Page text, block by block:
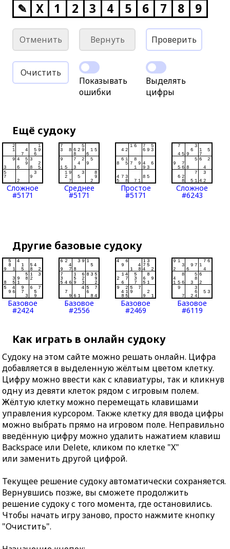
✎ X 1 2 3 4 5 6 7 8 9
Отменить Вернуть Проверить
Очистить
Показывать
ошибки
Выделять
цифры
Ещё судоку
Сложное
#5171
Среднее
#5171
Простое
#5171
Сложное
#6243
Другие базовые судоку
Базовое
#2424
Базовое
#2556
Базовое
#2469
Базовое
#6119
Как играть в онлайн судоку
Судоку на этом сайте можно решать онлайн. Цифра
добавляется в выделенную жёлтым цветом клетку.
Цифру можно ввести как с клавиатуры, так и кликнув
одну из девяти клеток рядом с игровым полем.
Жёлтую клетку можно перемещать клавишами
управления курсором. Также клетку для ввода цифры
можно выбрать прямо на игровом поле. Неправильно
введённую цифру можно удалить нажатием клавиш
Backspace или Delete, кликом по клетке "X"
или заменить другой цифрой.
Текущее решение судоку автоматически сохраняется.
Вернувшись позже, вы сможете продолжить
решение судоку с того момента, где остановились.
Чтобы начать игру заново, просто нажмите кнопку
"Очистить".